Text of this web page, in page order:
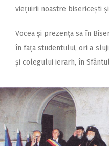
viețuirii noastre bisericești
Vocea și prezența sa în
în fața studentului, ori a
și colegului ierarh, în